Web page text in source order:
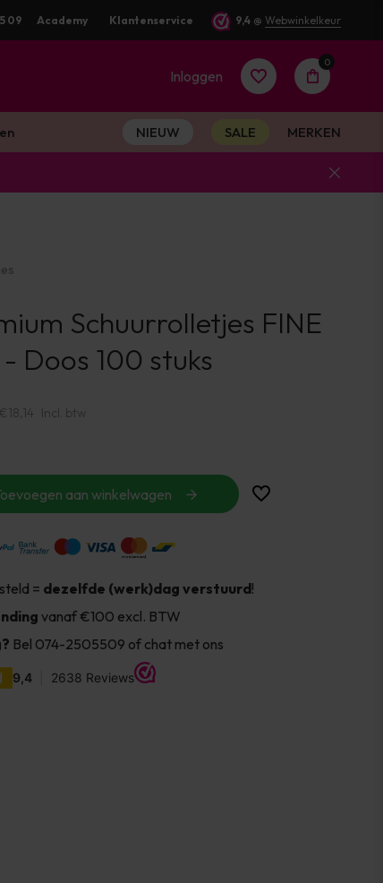
09 Academy Klantenservice 9,4 @ Webwinkelkeur
Inloggen
Account
aanmaken
0
NIEUW SALE MERKEN
Schuurrolletjes FINE
Doos 100 stuks
€18,14 Incl. btw
aan winkelwagen
= dezelfde (werk)dag verstuurd!
vanaf €100 excl. BTW
Bel 074-2505509 of chat met ons